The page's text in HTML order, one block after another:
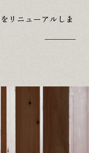
ーフォロー
ラン
ーム･古民家再生
要･スタッフ紹介
リニューアルしま